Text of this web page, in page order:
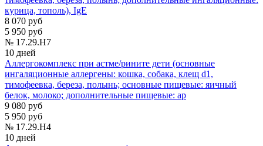
курица, тополь), IgE
8 070 руб
5 950 руб
№ 17.29.H7
10 дней
Аллергокомплекс при астме/рините дети (основные
ингаляционные аллергены: кошка, собака, клещ d1,
тимофеевка, береза, полынь; основные пищевые: яичный
белок, молоко; дополнительные пищевые: ар
9 080 руб
5 950 руб
№ 17.29.H4
10 дней